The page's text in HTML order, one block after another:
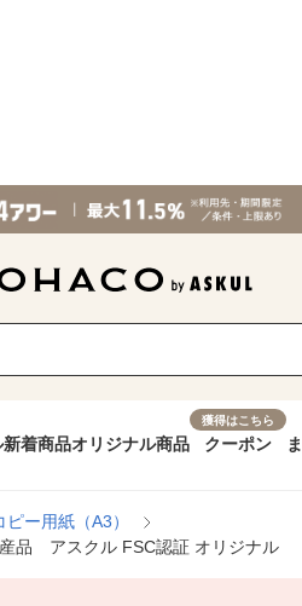
新着商品オリジナル商品
獲得はこちら
クーポン
ピー用紙（A3）
アスクル FSC認証 オリジナル